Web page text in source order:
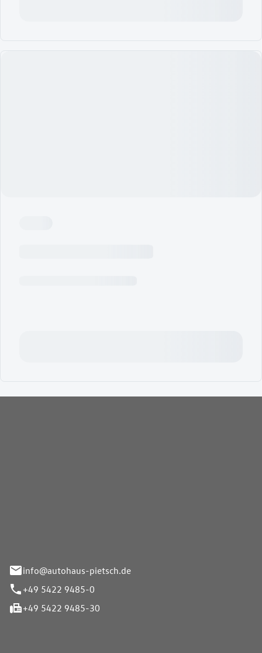
info@autohaus-pietsch.de
+49 5422 9485-0
+49 5422 9485-30